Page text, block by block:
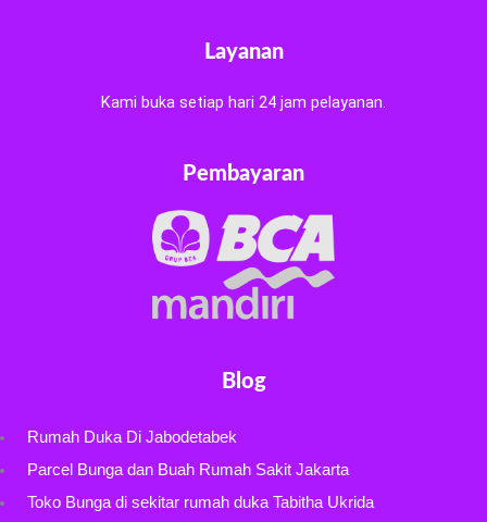
Layanan
Kami buka setiap hari 24 jam pelayanan.
Pembayaran
Blog
Rumah Duka Di Jabodetabek
Parcel Bunga dan Buah Rumah Sakit Jakarta
Toko Bunga di sekitar rumah duka Tabitha Ukrida